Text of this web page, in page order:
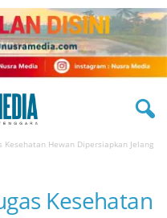
Kesehatan Hewan Dipersiapkan Jelang
Kesehatan